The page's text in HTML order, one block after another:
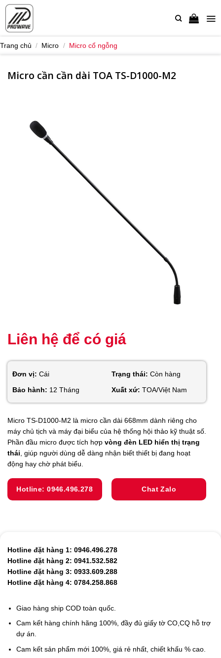
Bỏ
nội
Trang chủ / Micro / Micro cổ ngỗng
Micro cần cần dài TOA TS-D1000-M2
Liên hệ để có giá
Đơn vị: Cái Trạng thái: Còn hàng
Bảo hành: 12 Tháng Xuất xứ: TOA/Việt Nam
Micro TS-D1000-M2 là micro cần dài 668mm dành riêng cho
máy chủ tịch và máy đại biểu của hệ thống hội thảo kỹ thuật số.
Phần đầu micro được tích hợp vòng đèn LED hiển thị trạng
thái , giúp người dùng dễ dàng nhận biết thiết bị đang hoạt
động hay chờ phát biểu.
Hotline: 0946.496.278 Chat Zalo
Hotline đặt hàng 1: 0946.496.278
Hotline đặt hàng 2: 0941.532.582
Hotline đặt hàng 3: 0933.609.288
Hotline đặt hàng 4: 0784.258.868
Giao hàng ship COD toàn quốc.
Cam kết hàng chính hãng 100%, đầy đủ giấy tờ CO,CQ hỗ trợ
dự án.
Cam kết sản phẩm mới 100%, giá rẻ nhất, chiết khấu % cao.